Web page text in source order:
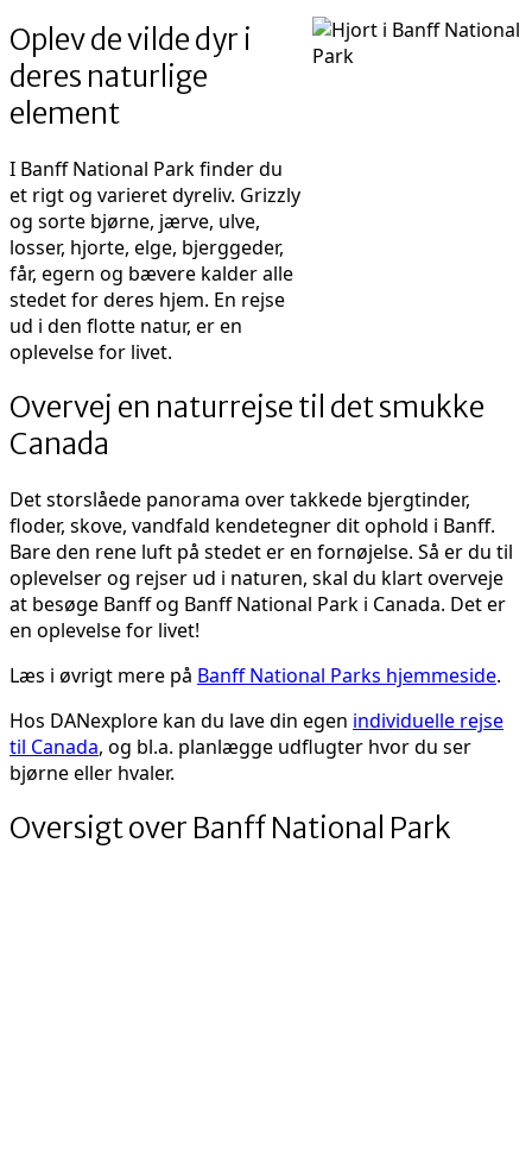
Oplev de vilde dyr i
deres naturlige
element
I Banff National Park finder du
et rigt og varieret dyreliv. Grizzly
og sorte bjørne, jærve, ulve,
losser, hjorte, elge, bjerggeder,
får, egern og bævere kalder alle
stedet for deres hjem. En rejse
ud i den flotte natur, er en
oplevelse for livet.
Overvej en naturrejse til det smukke
Canada
Det storslåede panorama over takkede bjergtinder,
floder, skove, vandfald kendetegner dit ophold i Banff.
Bare den rene luft på stedet er en fornøjelse. Så er du til
oplevelser og rejser ud i naturen, skal du klart overveje
at besøge Banff og Banff National Park i Canada. Det er
en oplevelse for livet!
Læs i øvrigt mere på Banff National Parks hjemmeside.
Hos DANexplore kan du lave din egen individuelle rejse
til Canada, og bl.a. planlægge udflugter hvor du ser
bjørne eller hvaler.
Oversigt over Banff National Park